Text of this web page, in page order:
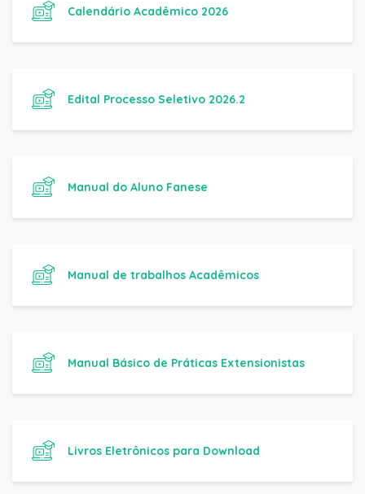
Calendário Acadêmico 2026
Edital Processo Seletivo 2026.2
Manual do Aluno Fanese
Manual de trabalhos Acadêmicos
Manual Básico de Práticas Extensionistas
Livros Eletrônicos para Download